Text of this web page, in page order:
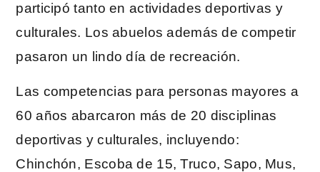
participó tanto en actividades deportivas y
culturales. Los abuelos además de competir
pasaron un lindo día de recreación.
Las competencias para personas mayores a
60 años abarcaron más de 20 disciplinas
deportivas y culturales, incluyendo:
Chinchón, Escoba de 15, Truco, Sapo, Mus,